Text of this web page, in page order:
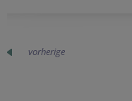
vorherige